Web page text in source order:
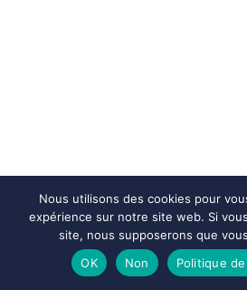
Nous utilisons des cookies pour
expérience sur notre site web. Si
site, nous supposerons que
OK
Non Politique